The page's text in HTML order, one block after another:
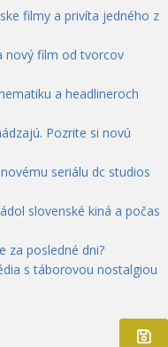
filmy a privíta jedného z
nový film od tvorcov
a headlineroch
Pozrite si novú
seriálu dc studios
slovenské kiná a počas
za posledné dni?
s táborovou nostalgiou